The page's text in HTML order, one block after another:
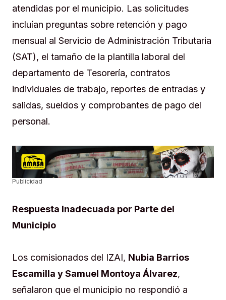
atendidas por el municipio. Las solicitudes
incluían preguntas sobre retención y pago
mensual al Servicio de Administración Tributaria
(SAT), el tamaño de la plantilla laboral del
departamento de Tesorería, contratos
individuales de trabajo, reportes de entradas y
salidas, sueldos y comprobantes de pago del
personal.
Publicidad
Respuesta Inadecuada por Parte del
Municipio
Los comisionados del IZAI, Nubia Barrios
Escamilla y Samuel Montoya Álvarez,
señalaron que el municipio no respondió a